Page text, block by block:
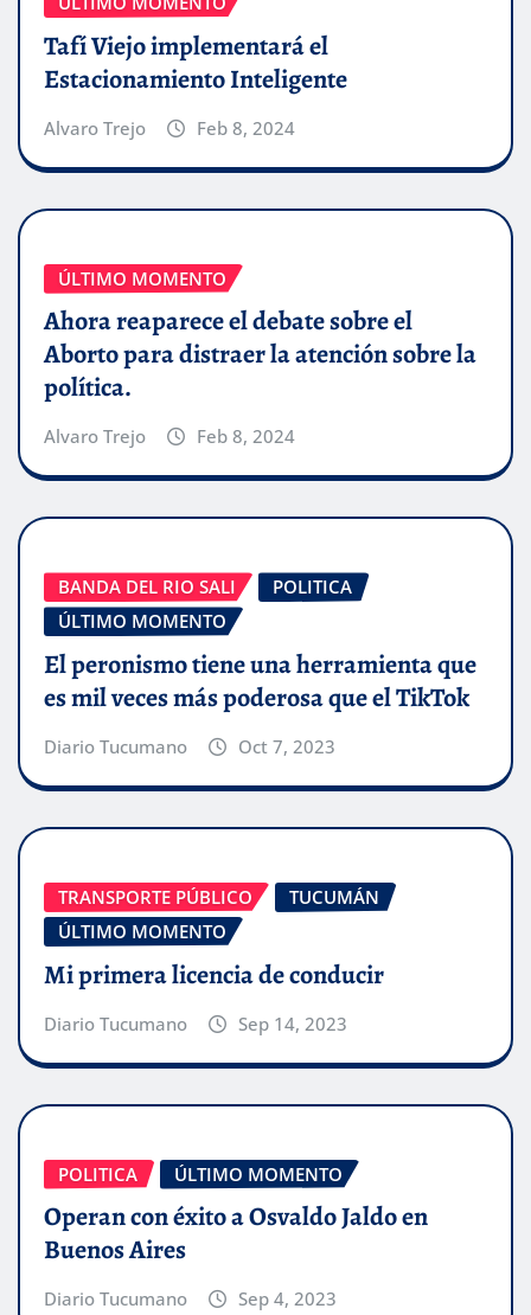
Tafí Viejo implementará el
Estacionamiento Inteligente
Alvaro Trejo Feb 8, 2024
ÚLTIMO MOMENTO
Ahora reaparece el debate sobre el
Aborto para distraer la atención sobre la
política.
Alvaro Trejo Feb 8, 2024
BANDA DEL RIO SALI
POLITICA
ÚLTIMO MOMENTO
El peronismo tiene una herramienta que
es mil veces más poderosa que el TikTok
Diario Tucumano Oct 7, 2023
TRANSPORTE PÚBLICO
TUCUMÁN
ÚLTIMO MOMENTO
Mi primera licencia de conducir
Diario Tucumano Sep 14, 2023
POLITICA ÚLTIMO MOMENTO
Operan con éxito a Osvaldo Jaldo en
Buenos Aires
Diario Tucumano Sep 4, 2023